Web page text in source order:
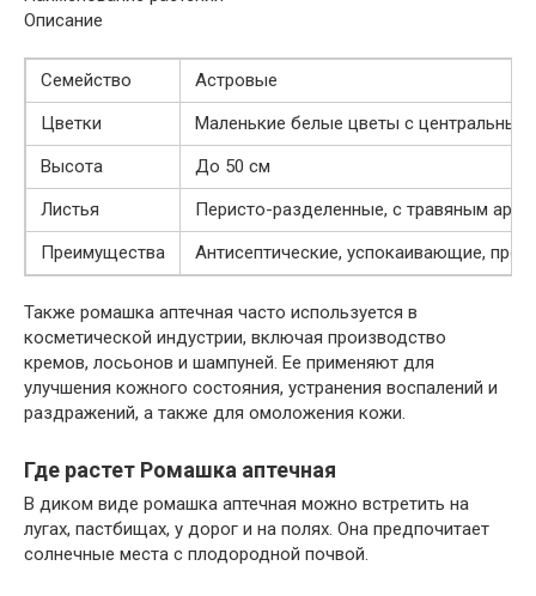
Описание
Семейство
Астровые
Цветки
Маленькие белые цветы с
Высота
До 50 см
Листья
Перисто-разделенные, с травяным
Преимущества
Антисептические, успокаивающие,
Также ромашка аптечная часто используется в
косметической индустрии, включая производство
кремов, лосьонов и шампуней. Ее применяют для
улучшения кожного состояния, устранения воспалений и
раздражений, а также для омоложения кожи.
Где растет Ромашка аптечная
В диком виде ромашка аптечная можно встретить на
лугах, пастбищах, у дорог и на полях. Она предпочитает
солнечные места с плодородной почвой.